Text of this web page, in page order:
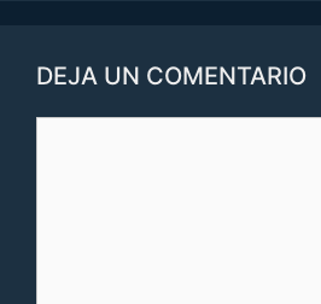
DEJA UN COMENTARIO